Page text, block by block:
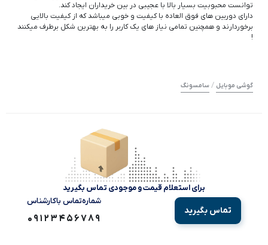
توانست محبوبیت بسیار بالا با عجیبی در بین خریداران ایجاد کند.
دارای دوربین های فوق العاده با کیفیت و خوبی میباشد که از کیفیت بالایی
برخوردارند و همچنین تمامی نیاز های یک کاربر را به بهترین شکل برطرف میکنند
!
گوشی موبایل / سامسونگ
برای استعلام قیمت و موجودی تماس بگیرید
تماس بگیرید
شماره‌تماس‌ با‌کارشناس
09123456789